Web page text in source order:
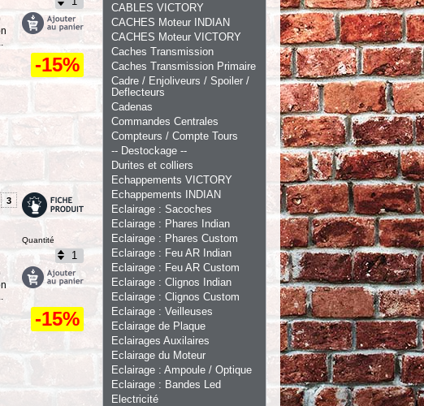
-15%
3
Quantité
-15%
CABLES VICTORY
CACHES Moteur INDIAN
CACHES Moteur VICTORY
Caches Transmission
Caches Transmission Primaire
Cadre / Enjoliveurs / Spoiler /
Deflecteurs
Cadenas
Commandes Centrales
Compteurs / Compte Tours
-- Destockage --
Durites et colliers
Echappements VICTORY
Echappements INDIAN
Eclairage : Sacoches
Eclairage : Phares Indian
Eclairage : Phares Custom
Eclairage : Feu AR Indian
Eclairage : Feu AR Custom
Eclairage : Clignos Indian
Eclairage : Clignos Custom
Eclairage : Veilleuses
Eclairage de Plaque
Eclairages Auxilaires
Eclairage du Moteur
Eclairage : Ampoule / Optique
Eclairage : Bandes Led
Electricité